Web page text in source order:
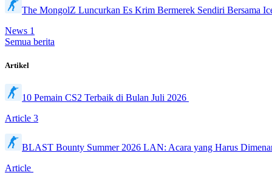
The MongolZ Luncurkan Es Krim Bermerek Sendiri Bersama
News 1
Semua berita
Artikel
10 Pemain CS2 Terbaik di Bulan Juli 2026
Article 3
BLAST Bounty Summer 2026 LAN: Acara yang Harus
Article